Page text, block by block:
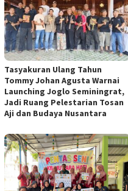
Tasyakuran Ulang Tahun
Tommy Johan Agusta Warnai
Launching Joglo Seminingrat,
Jadi Ruang Pelestarian Tosan
Aji dan Budaya Nusantara